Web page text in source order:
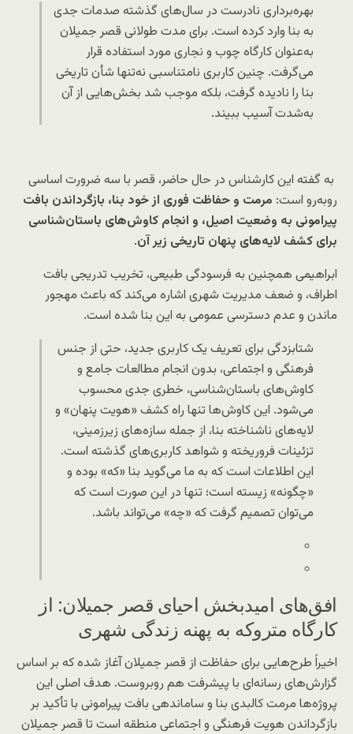
بهره‌برداری نادرست در سال‌های گذشته صدمات جدی
به بنا وارد کرده است. برای مدت طولانی قصر جمیلان
به‌عنوان کارگاه چوب و نجاری مورد استفاده قرار
می‌گرفت. چنین کاربری نامتناسبی نه‌تنها شأن تاریخی
بنا را نادیده گرفت، بلکه موجب شد بخش‌هایی از آن
به‌شدت آسیب ببیند.
به گفته این کارشناس در حال حاضر، قصر با سه ضرورت اساسی
روبه‌رو است: مرمت و حفاظت فوری از خود بنا، بازگرداندن بافت
پیرامونی به وضعیت اصیل، و انجام کاوش‌های باستان‌شناسی
برای کشف لایه‌های پنهان تاریخی زیر آن.
ابراهیمی همچنین به فرسودگی طبیعی، تخریب تدریجی بافت
اطراف، و ضعف مدیریت شهری اشاره می‌کند که باعث مهجور
ماندن و عدم دسترسی عمومی به این بنا شده است.
شتابزدگی برای تعریف یک کاربری جدید، حتی از جنس
فرهنگی و اجتماعی، بدون انجام مطالعات جامع و
کاوش‌های باستان‌شناسی، خطری جدی محسوب
می‌شود. این کاوش‌ها تنها راه کشف «هویت پنهان» و
لایه‌های ناشناخته بنا، از جمله سازه‌های زیرزمینی،
تزئینات فروریخته و شواهد کاربری‌های گذشته است.
این اطلاعات است که به ما می‌گوید بنا «که» بوده و
«چگونه» زیسته است؛ تنها در این صورت است که
می‌توان تصمیم گرفت که «چه» می‌تواند باشد.
افق‌های امیدبخش احیای قصر جمیلان: از
کارگاه متروکه به پهنه زندگی شهری
اخیراً طرح‌هایی برای حفاظت از قصر جمیلان آغاز شده که بر اساس
گزارش‌های رسانه‌ای با پیشرفت هم روبروست. هدف اصلی این
پروژه‌ها مرمت کالبدی بنا و ساماندهی بافت پیرامونی با تأکید بر
بازگرداندن هویت فرهنگی و اجتماعی منطقه است تا قصر جمیلان